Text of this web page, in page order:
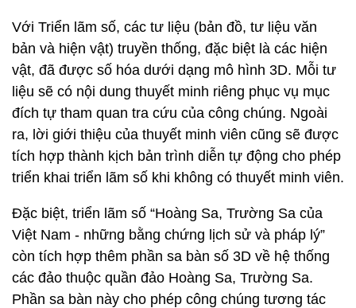
Với Triển lãm số, các tư liệu (bản đồ, tư liệu văn
bản và hiện vật) truyền thống, đặc biệt là các hiện
vật, đã được số hóa dưới dạng mô hình 3D. Mỗi tư
liệu sẽ có nội dung thuyết minh riêng phục vụ mục
đích tự tham quan tra cứu của công chúng. Ngoài
ra, lời giới thiệu của thuyết minh viên cũng sẽ được
tích hợp thành kịch bản trình diễn tự động cho phép
triển khai triển lãm số khi không có thuyết minh viên.
Đặc biệt, triển lãm số “Hoàng Sa, Trường Sa của
Việt Nam - những bằng chứng lịch sử và pháp lý”
còn tích hợp thêm phần sa bàn số 3D về hệ thống
các đảo thuộc quần đảo Hoàng Sa, Trường Sa.
Phần sa bàn này cho phép công chúng tương tác